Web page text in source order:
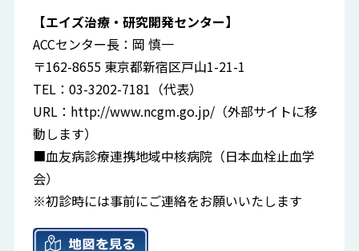
【エイズ治療・研究開発センター】
ACCセンター長：岡 慎一
〒162-8655 東京都新宿区戸山1-21-1
TEL：03-3202-7181（代表）
URL： http://www.ncgm.go.jp/ （外部サイトに移
動します）
■血友病診療連携地域中核病院（日本血栓止血学
会）
※初診時には事前にご連絡をお願いいたします